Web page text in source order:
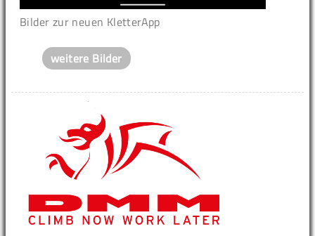
Bilder zur neuen KletterApp
weitere Bilder